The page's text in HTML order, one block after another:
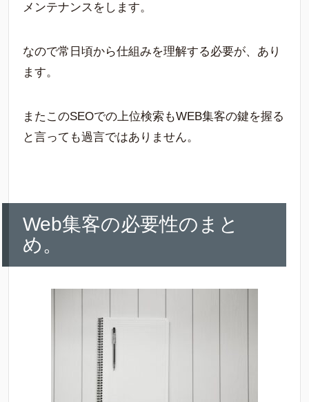
メンテナンスをします。
なので常日頃から仕組みを理解する必要が、あり
ます。
またこのSEOでの上位検索もWEB集客の鍵を握る
と言っても過言ではありません。
Web集客の必要性のまと
め。